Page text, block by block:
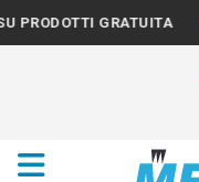
GRATUITA •